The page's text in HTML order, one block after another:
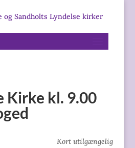
Kirke kl. 9.00
Kort utilgængelig